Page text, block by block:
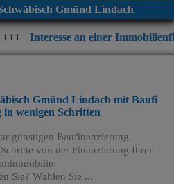
Gmünd Lindach
an einer Immobilienfinanzierung?
Gmünd Lindach mit Baufi
in wenigen Schritten
günstigen Baufinanzierung.
von der Finanzierung Ihrer
Sie? Wählen Sie ...